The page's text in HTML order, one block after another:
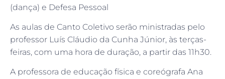
(dança) e Defesa Pessoal
As aulas de Canto Coletivo serão ministradas pelo
professor Luís Cláudio da Cunha Júnior, às terças-
feiras, com uma hora de duração, a partir das 11h30.
A professora de educação física e coreógrafa Ana